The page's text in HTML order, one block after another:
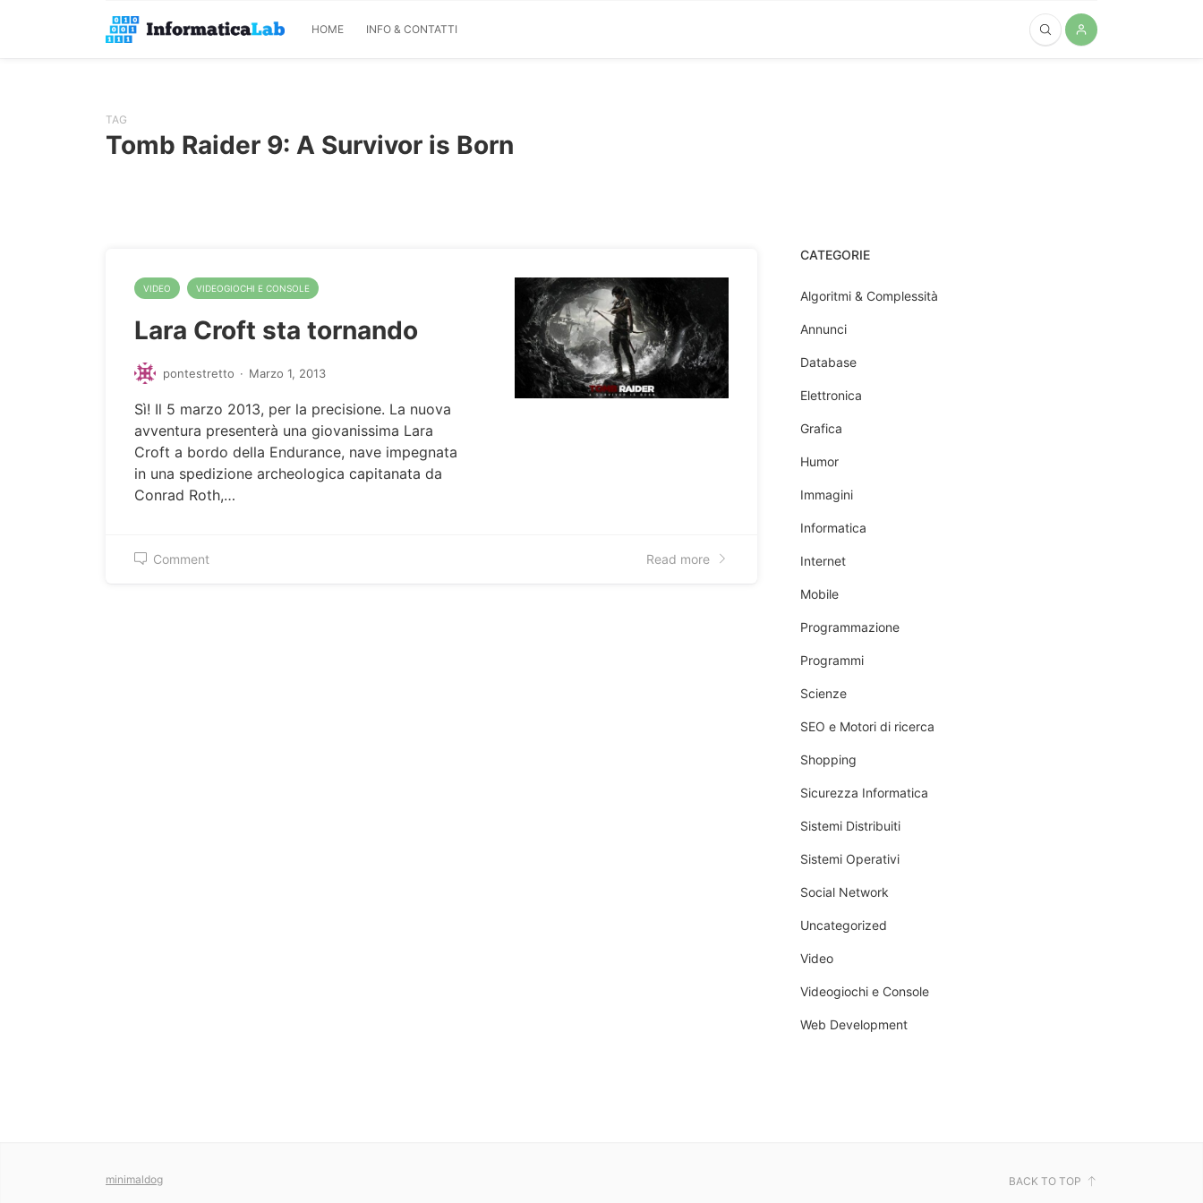
HOME INFO & CONTATTI
TAG
Tomb Raider 9: A Survivor is Born
VIDEO VIDEOGIOCHI E CONSOLE
Lara Croft sta tornando
pontestretto · Marzo 1, 2013
Sì! Il 5 marzo 2013, per la precisione. La nuova
avventura presenterà una giovanissima Lara
Croft a bordo della Endurance, nave impegnata
in una spedizione archeologica capitanata da
Conrad Roth,…
Comment Read more
CATEGORIE
Algoritmi & Complessità
Annunci
Database
Elettronica
Grafica
Humor
Immagini
Informatica
Internet
Mobile
Programmazione
Programmi
Scienze
SEO e Motori di ricerca
Shopping
Sicurezza Informatica
Sistemi Distribuiti
Sistemi Operativi
Social Network
Uncategorized
Video
Videogiochi e Console
Web Development
minimaldog BACK TO TOP